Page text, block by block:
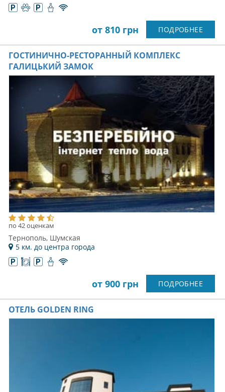
от 810 грн ПОДРОБНЕЕ
ГОСТИНИЧНО-РЕСТОРАННЫЙ КОМПЛЕКС
ГАЛИЦЬКИЙ ЗАМОК
по 42 оценкам
Тернополь, Шумская
5 км. до центра города
от 900 грн ПОДРОБНЕЕ
ОТЕЛЬ GOLDEN RING